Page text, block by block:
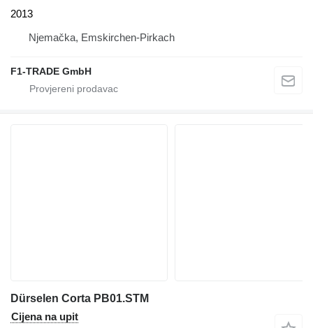
2013
Njemačka, Emskirchen-Pirkach
F1-TRADE GmbH
Dürselen Corta PB01.STM
Cijena na upit